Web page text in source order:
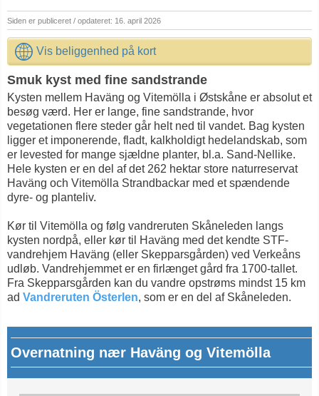
Siden er publiceret / opdateret: 16. april 2026
Vis beliggenhed på kort
Smuk kyst med fine sandstrande
Kysten mellem Haväng og Vitemölla i Østskåne er absolut et
besøg værd. Her er lange, fine sandstrande, hvor
vegetationen flere steder går helt ned til vandet. Bag kysten
ligger et imponerende, fladt, kalkholdigt hedelandskab, som
er levested for mange sjældne planter, bl.a. Sand-Nellike.
Hele kysten er en del af det 262 hektar store naturreservat
Haväng och Vitemölla Strandbackar med et spændende
dyre- og planteliv.
Kør til Vitemölla og følg vandreruten Skåneleden langs
kysten nordpå, eller kør til Haväng med det kendte STF-
vandrehjem Haväng (eller Skepparsgården) ved Verkeåns
udløb. Vandrehjemmet er en firlænget gård fra 1700-tallet.
Fra Skepparsgården kan du vandre opstrøms mindst 15 km
ad Vandreruten Österlen, som er en del af Skåneleden.
Overnatning nær Haväng og Vitemölla